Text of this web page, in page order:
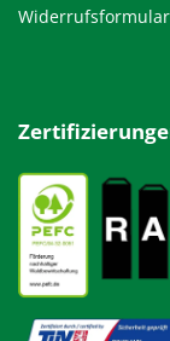
Widerrufsformular